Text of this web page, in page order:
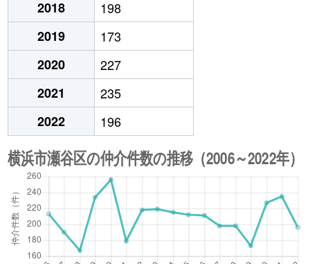
2018
198
2019
173
2020
227
2021
235
2022
196